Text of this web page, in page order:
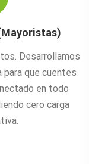
Desarrollamos
que cuentes
en todo
cero carga